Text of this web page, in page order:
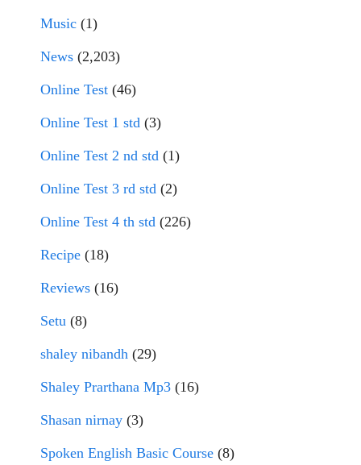
Music (1)
News (2,203)
Online Test (46)
Online Test 1 std (3)
Online Test 2 nd std (1)
Online Test 3 rd std (2)
Online Test 4 th std (226)
Recipe (18)
Reviews (16)
Setu (8)
shaley nibandh (29)
Shaley Prarthana Mp3 (16)
Shasan nirnay (3)
Spoken English Basic Course (8)